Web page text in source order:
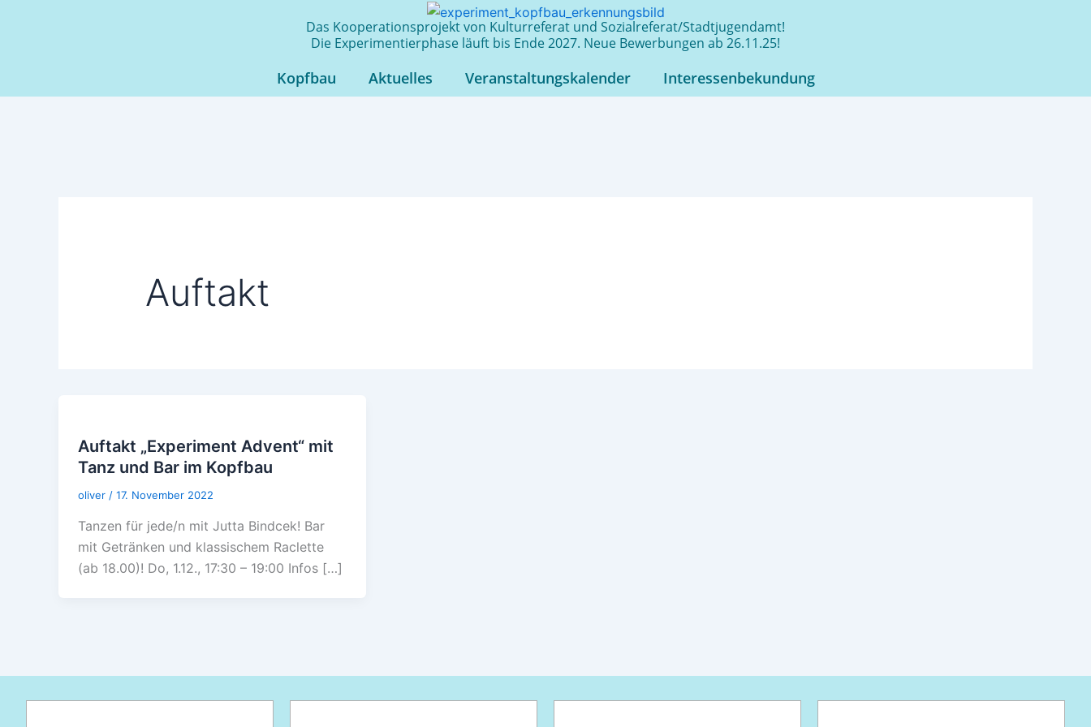
Das Kooperationsprojekt von Kulturreferat und Sozialreferat/Stadtjugendamt!
Die Experimentierphase läuft bis Ende 2027. Neue Bewerbungen ab 26.11.25!
Kopfbau Aktuelles Veranstaltungskalender Interessenbekundung
Auftakt
Auftakt „Experiment Advent“ mit
Tanz und Bar im Kopfbau
oliver / 17. November 2022
Tanzen für jede/n mit Jutta Bindcek! Bar
mit Getränken und klassischem Raclette
(ab 18.00)! Do, 1.12., 17:30 – 19:00 Infos […]